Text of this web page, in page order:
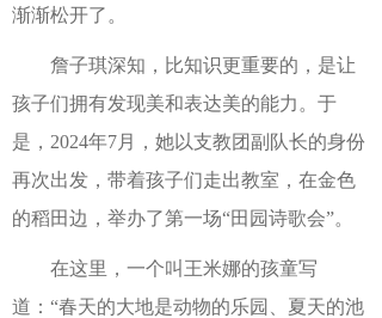
渐渐松开了。
詹子琪深知，比知识更重要的，是让
孩子们拥有发现美和表达美的能力。于
是，2024年7月，她以支教团副队长的身份
再次出发，带着孩子们走出教室，在金色
的稻田边，举办了第一场“田园诗歌会”。
在这里，一个叫王米娜的孩童写
道：“春天的大地是动物的乐园、夏天的池